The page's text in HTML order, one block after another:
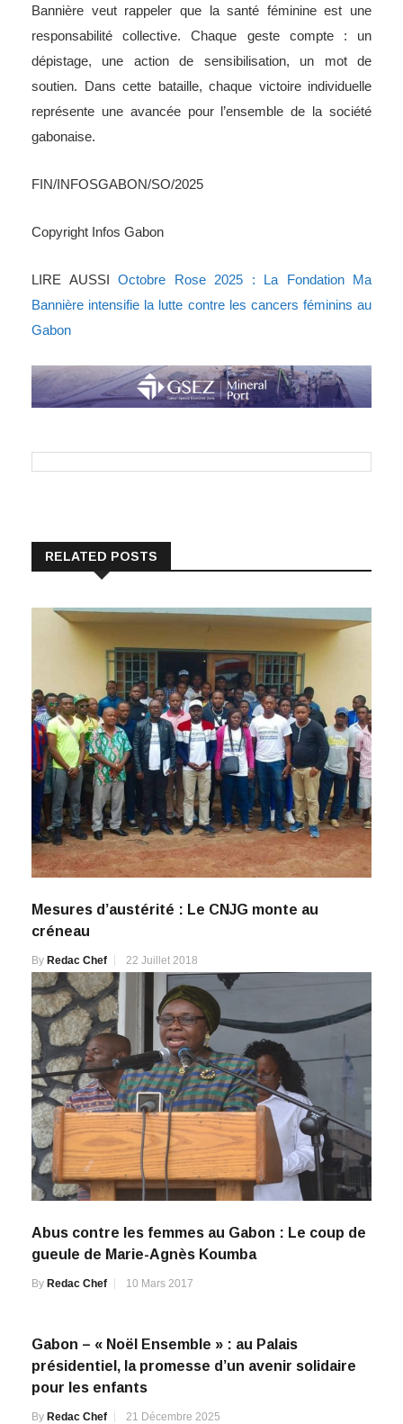
Bannière veut rappeler que la santé féminine est une
responsabilité collective. Chaque geste compte : un
dépistage, une action de sensibilisation, un mot de
soutien. Dans cette bataille, chaque victoire individuelle
représente une avancée pour l’ensemble de la société
gabonaise.
FIN/INFOSGABON/SO/2025
Copyright Infos Gabon
LIRE AUSSI Octobre Rose 2025 : La Fondation Ma
Bannière intensifie la lutte contre les cancers féminins au
Gabon
RELATED POSTS
Mesures d’austérité : Le CNJG monte au
créneau
By Redac Chef 22 Juillet 2018
Abus contre les femmes au Gabon : Le coup de
gueule de Marie-Agnès Koumba
By Redac Chef 10 Mars 2017
Gabon – « Noël Ensemble » : au Palais
présidentiel, la promesse d’un avenir solidaire
pour les enfants
By Redac Chef 21 Décembre 2025